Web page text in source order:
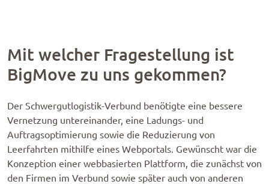
Mit welcher Fragestellung ist
BigMove zu uns gekommen?
Der Schwergutlogistik-Verbund benötigte eine bessere
Vernetzung untereinander, eine Ladungs- und
Auftragsoptimierung sowie die Reduzierung von
Leerfahrten mithilfe eines Webportals. Gewünscht war die
Konzeption einer webbasierten Plattform, die zunächst von
den Firmen im Verbund sowie später auch von anderen